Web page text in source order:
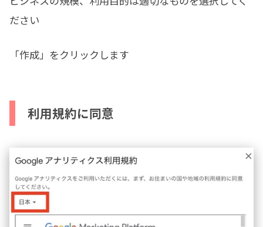
ださい
「作成」をクリックします
利用規約に同意